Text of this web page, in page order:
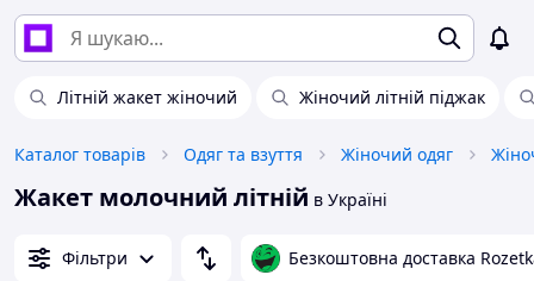
Літній жакет жіночий Жіночий літній піджак
Каталог товарів Одяг та взуття Жіночий одяг
Жакет молочний літній в Україні
Фільтри Безкоштовна доставка